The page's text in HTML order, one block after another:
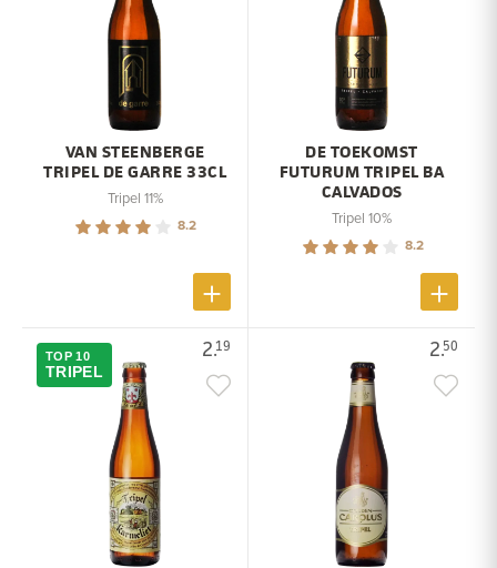
VAN STEENBERGE
TRIPEL DE GARRE 33CL
Tripel 11%
8.2
DE TOEKOMST
FUTURUM TRIPEL BA
CALVADOS
Tripel 10%
8.2
2.19
TOP 10
TRIPEL
2.50